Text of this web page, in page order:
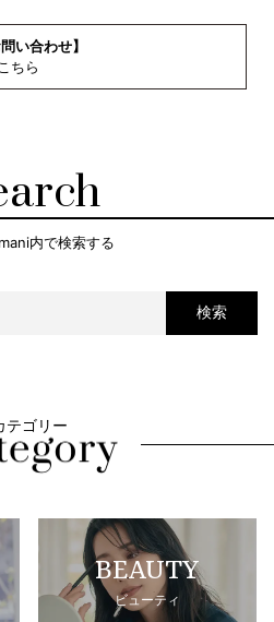
問い合わせ】
ちら
内で検索する
検索
テゴリー
BEAUTY
ビューティ